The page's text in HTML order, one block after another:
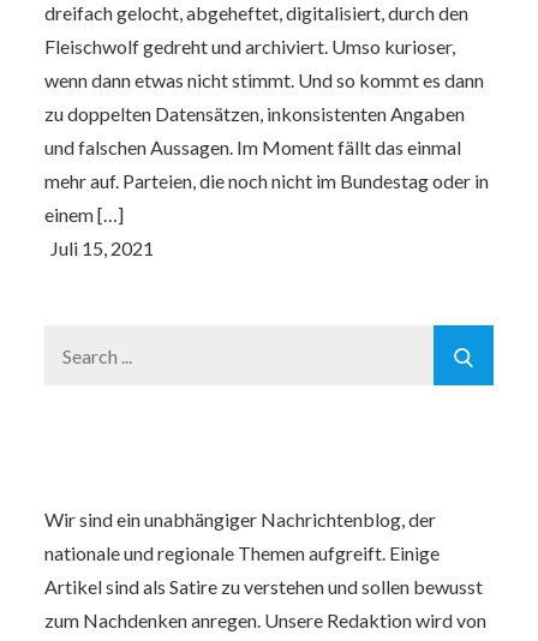
dreifach gelocht, abgeheftet, digitalisiert, durch den
Fleischwolf gedreht und archiviert. Umso kurioser,
wenn dann etwas nicht stimmt. Und so kommt es dann
zu doppelten Datensätzen, inkonsistenten Angaben
und falschen Aussagen. Im Moment fällt das einmal
mehr auf. Parteien, die noch nicht im Bundestag oder in
einem […]
Wir sind ein unabhängiger Nachrichtenblog, der
nationale und regionale Themen aufgreift. Einige
Artikel sind als Satire zu verstehen und sollen bewusst
zum Nachdenken anregen. Unsere Redaktion wird von